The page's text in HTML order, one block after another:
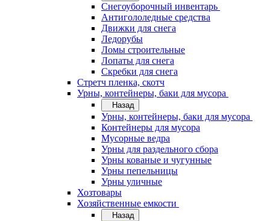
Снегоуборочный инвентарь
Антигололедные средства
Движки для снега
Ледорубы
Ломы строительные
Лопаты для снега
Скребки для снега
Стретч пленка, скотч
Урны, контейнеры, баки для мусора
Назад
Урны, контейнеры, баки для мусора
Контейнеры для мусора
Мусорные ведра
Урны для раздельного сбора
Урны кованые и чугунные
Урны пепельницы
Урны уличные
Хозтовары
Хозяйственные емкости
Назад